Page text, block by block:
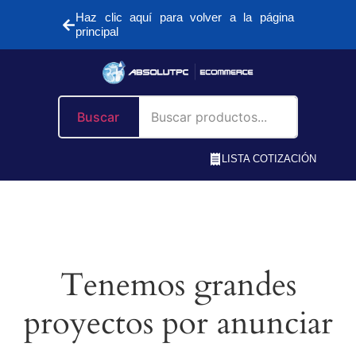
Haz clic aquí para volver a la página
principal
Buscar
LISTA COTIZACIÓN
Tenemos grandes
proyectos por anunciar